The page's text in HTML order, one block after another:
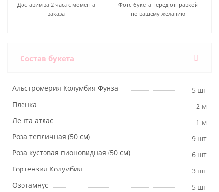
Доставим за 2 часа с момента
заказа
Фото букета перед отправкой
по вашему желанию
Состав букета
Альстромерия Колумбия Фунза
5 шт
Пленка
2 м
Лента атлас
1 м
Роза тепличная (50 см)
9 шт
Роза кустовая пионовидная (50 см)
6 шт
Гортензия Колумбия
3 шт
Озотамнус
5 шт